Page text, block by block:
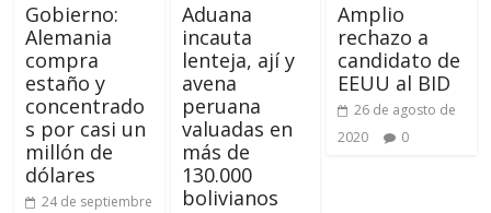
Gobierno:
Alemania
compra
estaño y
concentrado
s por casi un
millón de
dólares
24 de septiembre
Aduana
incauta
lenteja, ají y
avena
peruana
valuadas en
más de
130.000
bolivianos
Amplio
rechazo a
candidato de
EEUU al BID
26 de agosto de
2020
0